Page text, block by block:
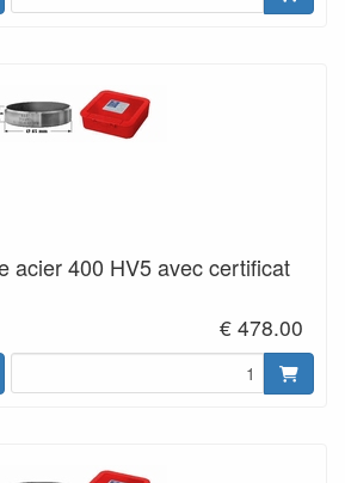
acier 400 HV5 avec certificat
€ 478.00